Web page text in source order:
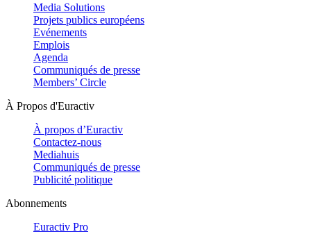
Media Solutions
Projets publics européens
Evénements
Emplois
Agenda
Communiqués de presse
Members’ Circle
À Propos d'Euractiv
À propos d’Euractiv
Contactez-nous
Mediahuis
Communiqués de presse
Publicité politique
Abonnements
Euractiv Pro